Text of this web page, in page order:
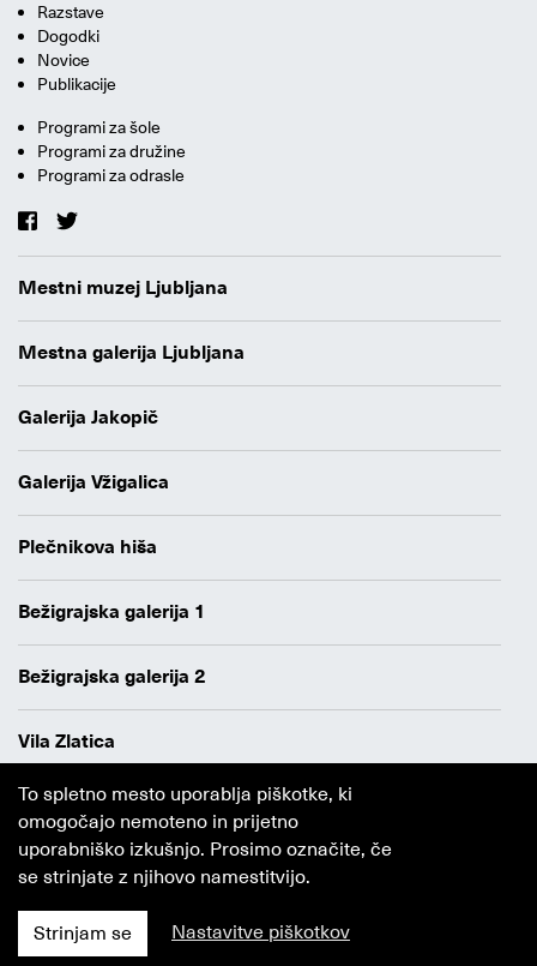
Razstave
Dogodki
Novice
Publikacije
Programi za šole
Programi za družine
Programi za odrasle
Mestni muzej Ljubljana
Mestna galerija Ljubljana
Galerija Jakopič
Galerija Vžigalica
Plečnikova hiša
Bežigrajska galerija 1
Bežigrajska galerija 2
Vila Zlatica
Varstvo osebnih podatkov
Avtorji
Obvestilo o piškotkih
To spletno mesto uporablja piškotke, ki
omogočajo nemoteno in prijetno
uporabniško izkušnjo. Prosimo označite, če
se strinjate z njihovo namestitvijo.
Strinjam se Nastavitve piškotkov